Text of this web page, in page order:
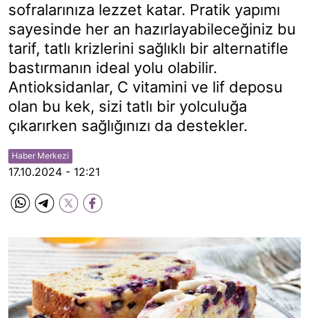
sofralarınıza lezzet katar. Pratik yapımı
sayesinde her an hazırlayabileceğiniz bu
tarif, tatlı krizlerini sağlıklı bir alternatifle
bastırmanın ideal yolu olabilir.
Antioksidanlar, C vitamini ve lif deposu
olan bu kek, sizi tatlı bir yolculuğa
çıkarırken sağlığınızı da destekler.
Haber Merkezi
17.10.2024 - 12:21